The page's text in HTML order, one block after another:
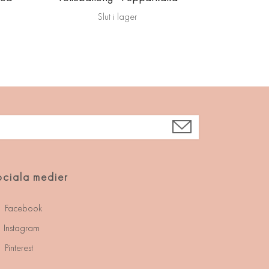
Slut i lager
medier
Facebook
Instagram
Pinterest